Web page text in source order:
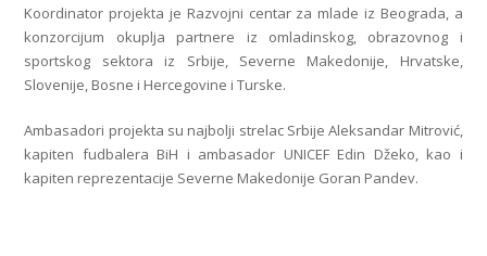
Koordinator projekta je Razvojni centar za mlade iz Beograda, a
konzorcijum okuplja partnere iz omladinskog, obrazovnog i
sportskog sektora iz Srbije, Severne Makedonije, Hrvatske,
Slovenije, Bosne i Hercegovine i Turske.
Ambasadori projekta su najbolji strelac Srbije Aleksandar Mitrović,
kapiten fudbalera BiH i ambasador UNICEF Edin Džeko, kao i
kapiten reprezentacije Severne Makedonije Goran Pandev.